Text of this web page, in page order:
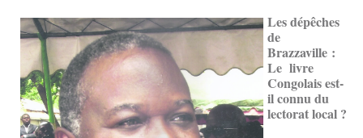
Les dépêches
de
Brazzaville :
Le livre
Congolais est-
il connu du
lectorat local ?